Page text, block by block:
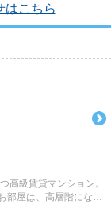
はこちら
部屋は、高層階になり